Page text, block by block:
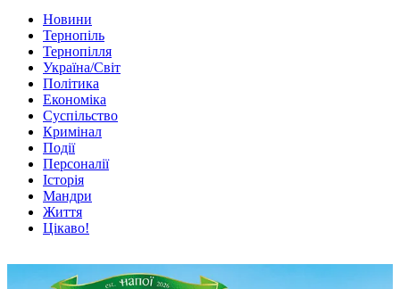
Новини
Тернопіль
Тернопілля
Україна/Світ
Політика
Економіка
Суспільство
Кримінал
Події
Персоналії
Історія
Мандри
Життя
Цікаво!